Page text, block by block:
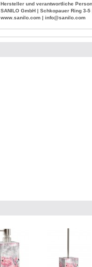
Hersteller und verantwortliche
SANILO GmbH | Schkopauer Ring 3-
www.sanilo.com | info@sanilo.com